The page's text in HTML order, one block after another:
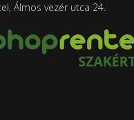
Álmos vezér utca 24.